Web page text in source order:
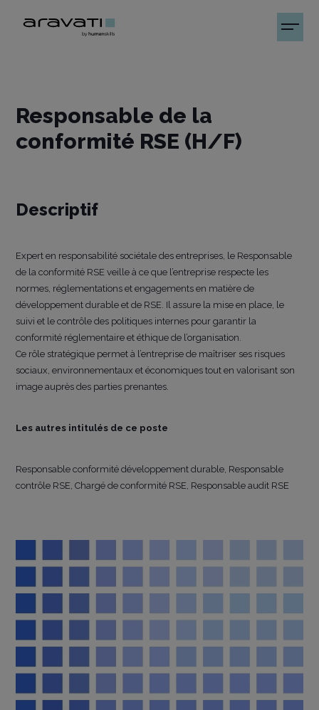
Responsable de la
conformité RSE (H/F)
Descriptif
Expert en responsabilité sociétale des entreprises, le Responsable
de la conformité RSE veille à ce que l’entreprise respecte les
normes, réglementations et engagements en matière de
développement durable et de RSE. Il assure la mise en place, le
suivi et le contrôle des politiques internes pour garantir la
conformité réglementaire et éthique de l’organisation.
Ce rôle stratégique permet à l’entreprise de maîtriser ses risques
sociaux, environnementaux et économiques tout en valorisant son
image auprès des parties prenantes.
Les autres intitulés de ce poste
Responsable conformité développement durable, Responsable
contrôle RSE, Chargé de conformité RSE, Responsable audit RSE